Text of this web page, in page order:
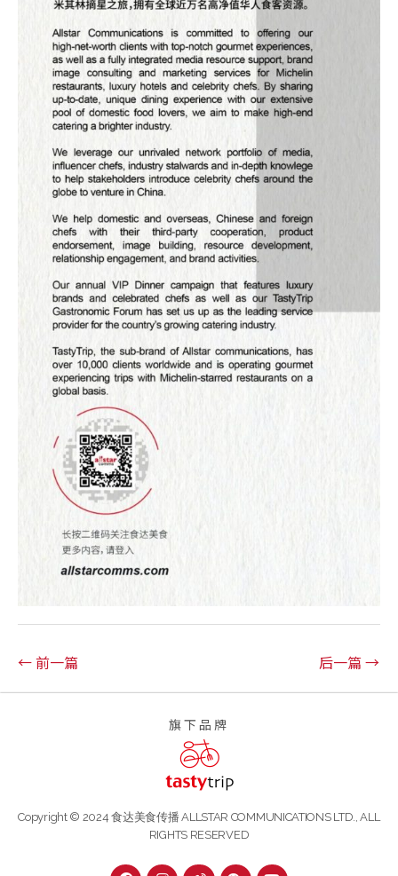
← 前一篇 后一篇 →
Copyright © 2024 食达美食传播 ALLSTAR COMMUNICATIONS LTD., ALL
RIGHTS RESERVED
F I W W Y
旗下品牌